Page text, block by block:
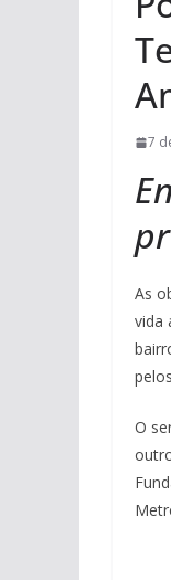
7
As
vida
O